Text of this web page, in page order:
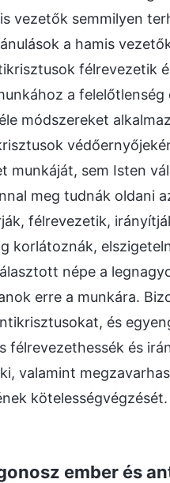
vezetők semmilyen
a hamis
félrevezetik
a felelőtlenség
módszereket
munkáját, sem Isten
meg tudnák oldani
félrevezetik,
korlátoznák,
népe a
erre a munkára.
és
és
valamint
ember és